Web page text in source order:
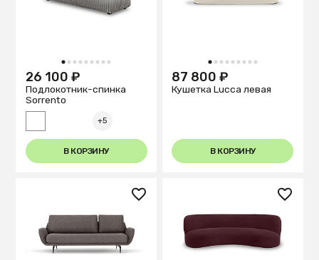
1 2 3 4 5 6 7 8 9
26 100 ₽
Подлокотник-спинка
Sorrento
+5
В КОРЗИНУ
1 2 3 4 5 6 7 8 9
87 800 ₽
Кушетка Lucca левая
В КОРЗИНУ